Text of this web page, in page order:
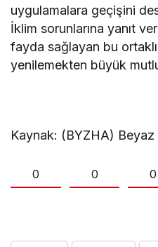
uygulamalara geçişini
İklim sorunlarına yanıt
fayda sağlayan bu
yenilemekten büyük
Kaynak: (BYZHA) Beyaz
0 0 0